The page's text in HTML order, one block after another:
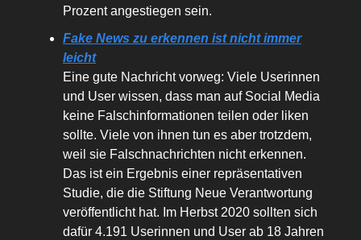
Prozent angestiegen sein.
Fake News zu erkennen ist nicht immer
leicht
Eine gute Nachricht vorweg: Viele Userinnen
und User wissen, dass man auf Social Media
keine Falschinformationen teilen oder liken
sollte. Viele von ihnen tun es aber trotzdem,
weil sie Falschnachrichten nicht erkennen.
Das ist ein Ergebnis einer repräsentativen
Studie, die die Stiftung Neue Verantwortung
veröffentlicht hat. Im Herbst 2020 sollten sich
dafür 4.191 Userinnen und User ab 18 Jahren